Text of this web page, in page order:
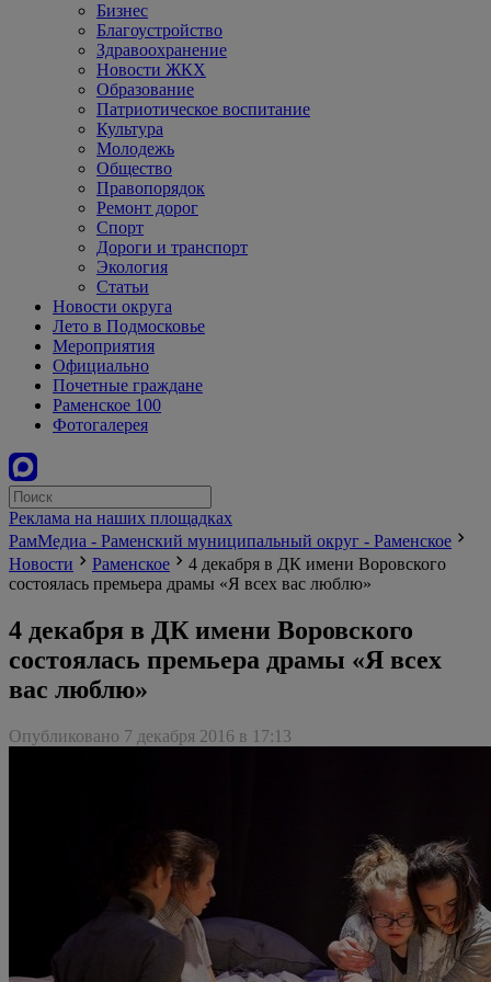
Бизнес
Благоустройство
Здравоохранение
Новости ЖКХ
Образование
Патриотическое воспитание
Культура
Молодежь
Общество
Правопорядок
Ремонт дорог
Спорт
Дороги и транспорт
Экология
Статьи
Новости округа
Лето в Подмосковье
Мероприятия
Официально
Почетные граждане
Раменское 100
Фотогалерея
Реклама на наших площадках
РамМедиа - Раменский муниципальный округ - Раменское
Новости
Раменское
4 декабря в ДК имени Воровского
состоялась премьера драмы «Я всех вас люблю»
4 декабря в ДК имени Воровского
состоялась премьера драмы «Я всех
вас люблю»
Опубликовано 7 декабря 2016 в 17:13